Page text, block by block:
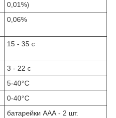
0,01%)
0,06%
15 - 35 c
3 - 22 c
5-40°С
0-40°С
батарейки ААА - 2 шт.